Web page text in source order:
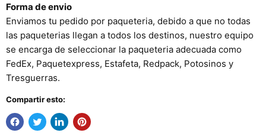
Forma de envio
Enviamos tu pedido por paqueteria, debido a que no todas
las paqueterias llegan a todos los destinos, nuestro equipo
se encarga de seleccionar la paqueteria adecuada como
FedEx, Paquetexpress, Estafeta, Redpack, Potosinos y
Tresguerras.
Compartir esto: